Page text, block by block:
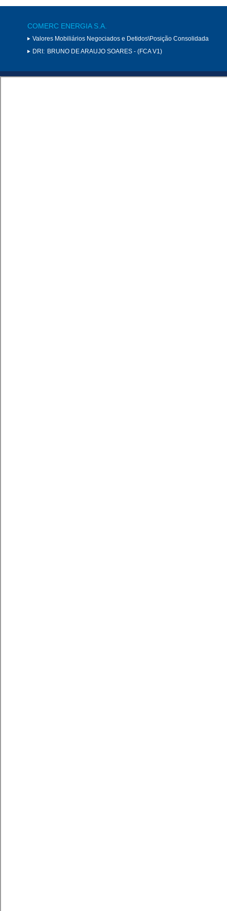
COMERC ENERGIA S.A.
Valores Mobiliários Negociados e Detidos\Posição Consolidada
DRI: BRUNO DE ARAUJO SOARES - (FCA V1)